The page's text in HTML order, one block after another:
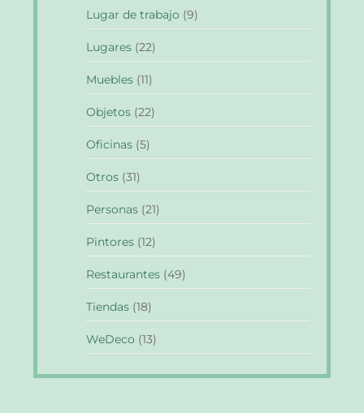
Lugar de trabajo (9)
Lugares (22)
Muebles (11)
Objetos (22)
Oficinas (5)
Otros (31)
Personas (21)
Pintores (12)
Restaurantes (49)
Tiendas (18)
WeDeco (13)